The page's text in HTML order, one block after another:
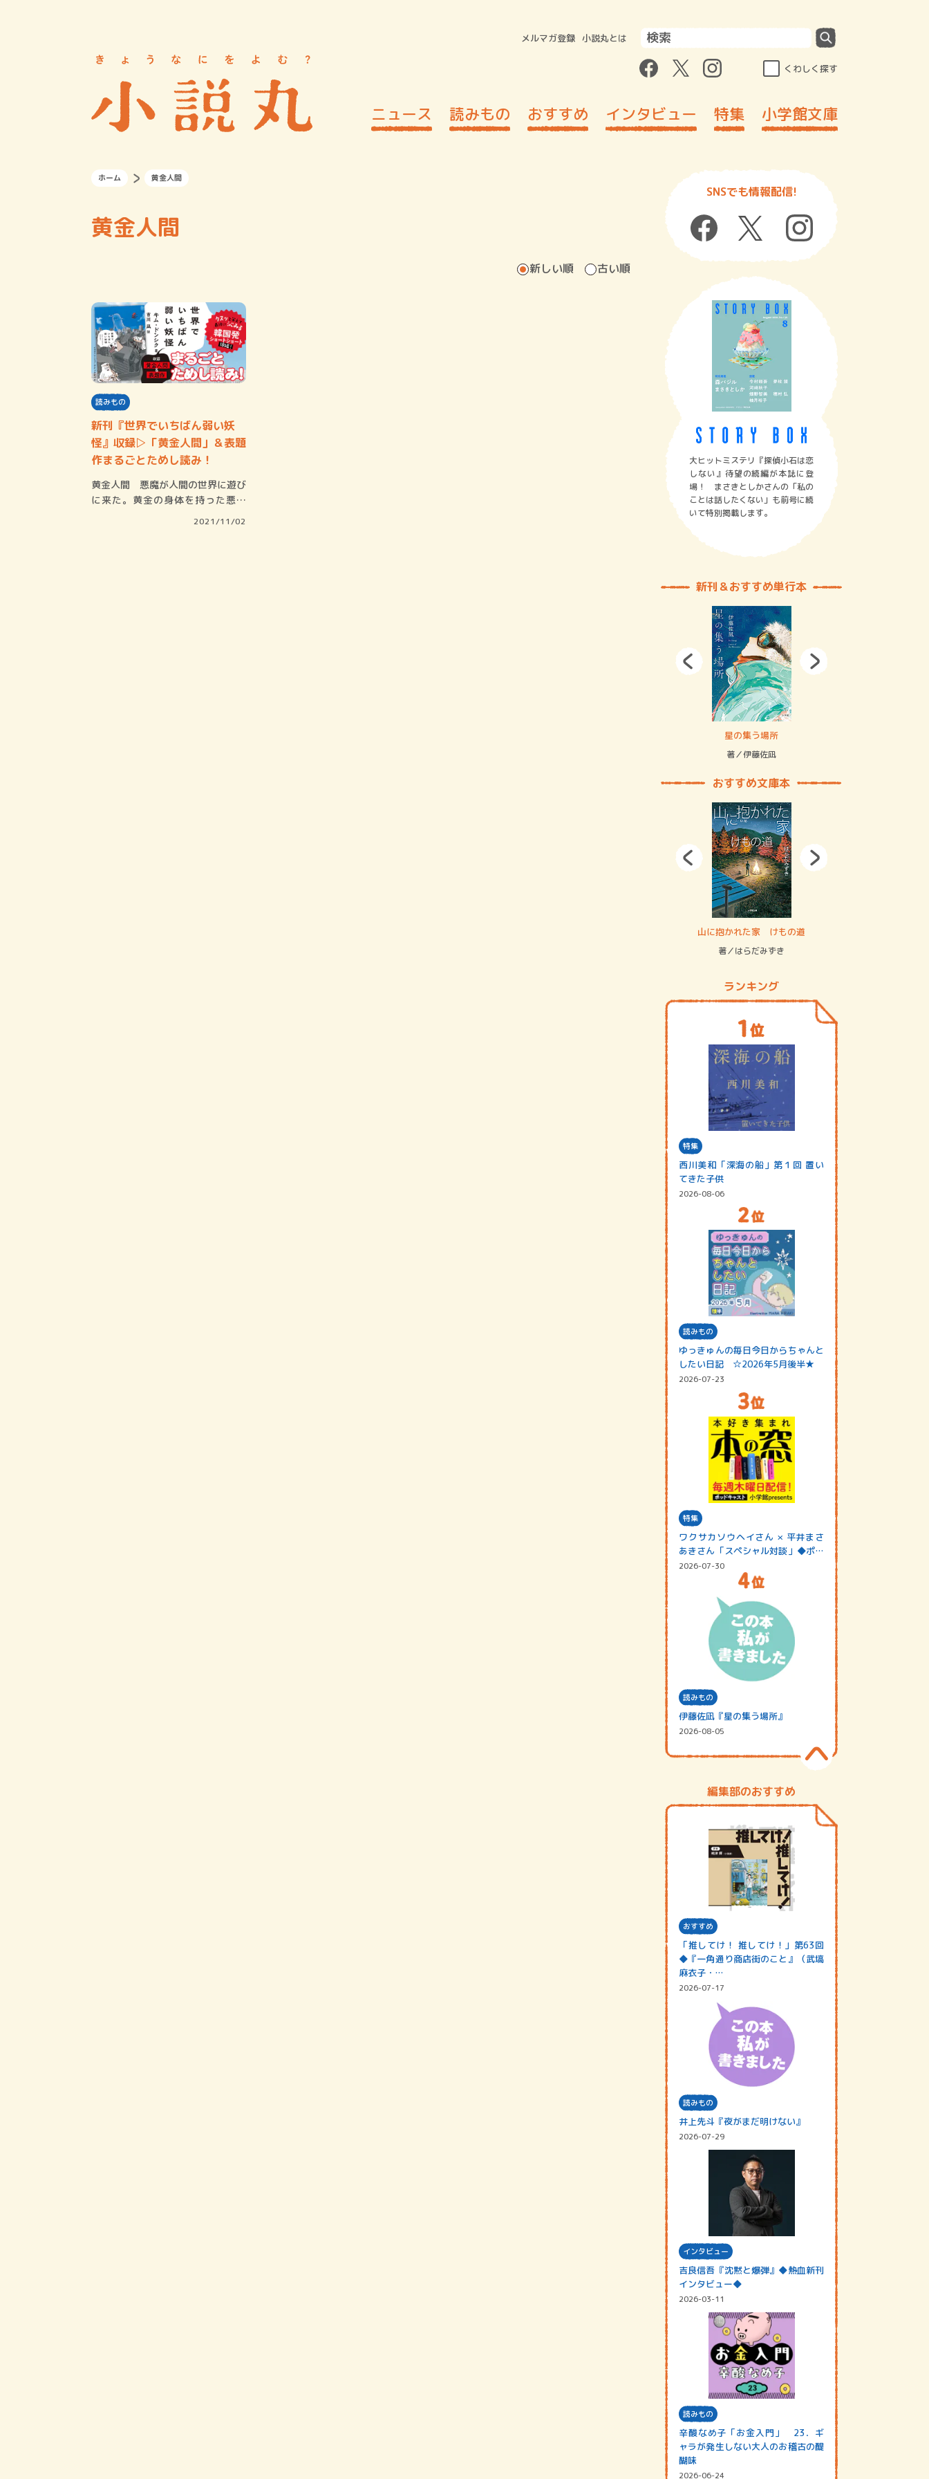
メルマガ登録 小説丸とは
くわしく探す
ニュース 読みもの おすすめ インタビュー 特集 小学館文庫
ホーム 黄金人間
黄金人間
新しい順 古い順
読みもの
新刊『世界でいちばん弱い妖
怪』収録▷「黄金人間」＆表題
作まるごとためし読み！
黄金人間 悪魔が人間の世界に遊び
に来た。黄金の身体を持った悪魔
2021/11/02
SNSでも情報配信!
大ヒットミステリ『探偵小石は恋
しない』待望の続編が本誌に登
場！ まさきとしかさんの「私の
ことは話したくない」も前号に続
いて特別掲載します。
新刊＆おすすめ単行本
星の集う場所
著／伊藤佐凪
おすすめ文庫本
山に抱かれた家 けもの道
著／はらだみずき
ランキング
特集
西川美和「深海の船」第１回 置い
てきた子供
2026-08-06
読みもの
ゆっきゅんの毎日今日からちゃんと
したい日記 ☆2026年5月後半★
2026-07-23
特集
ワクサカソウヘイさん × 平井まさ
あきさん「スペシャル対談」◆ポッ
ドキャスト…
2026-07-30
読みもの
伊藤佐凪『星の集う場所』
2026-08-05
編集部のおすすめ
おすすめ
「推してけ！ 推してけ！」第63回
◆『一角通り商店街のこと』（武塙
麻衣子・…
2026-07-17
読みもの
井上先斗『夜がまだ明けない』
2026-07-29
インタビュー
吉良信吾『沈黙と爆弾』◆熱血新刊
インタビュー◆
2026-03-11
読みもの
辛酸なめ子「お金入門」 23．ギ
ャラが発生しない大人のお稽古の醍
醐味
2026-06-24